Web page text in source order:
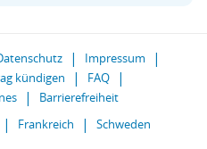
Impressum
kündigen
FAQ
Barrierefreiheit
Frankreich Schweden